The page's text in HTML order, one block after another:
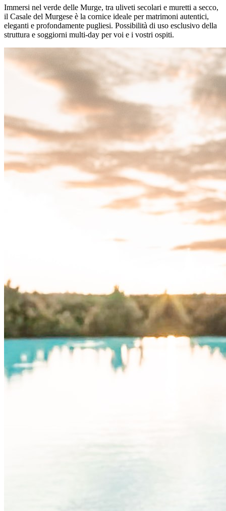
Immersi nel verde delle Murge, tra uliveti secolari e muretti a secco,
il Casale del Murgese è la cornice ideale per matrimoni autentici,
eleganti e profondamente pugliesi. Possibilità di uso esclusivo della
struttura e soggiorni multi-day per voi e i vostri ospiti.